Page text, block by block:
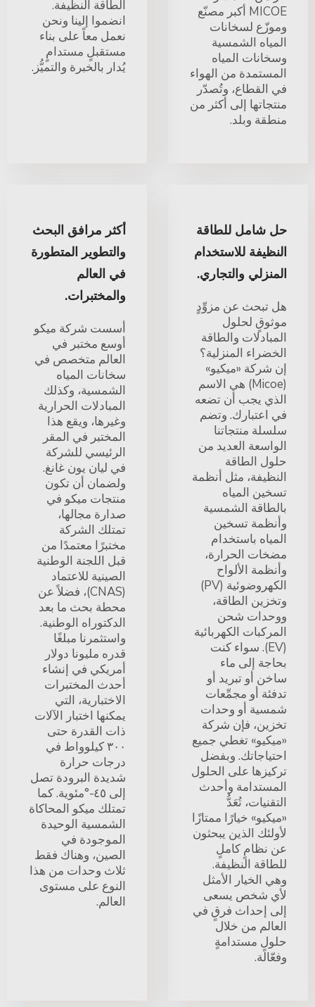
MICOE أكبر مصنّع
وموزّع لسخانات
المياه الشمسية
وسخانات المياه
المستمدة من الهواء
في القطاع، وتُصدّر
منتجاتها إلى أكثر من
منطقة وبلد.
الطاقة النظيفة.
انضموا إلينا ونحن
نعمل معاً على بناء
مستقبلٍ مستدامٍ
يُدار بالخبرة والتميُّز.
حل شامل للطاقة
النظيفة للاستخدام
المنزلي والتجاري.
هل تبحث عن مزوِّدٍ
موثوقٍ لحلول
المبادلات والطاقة
الخضراء المنزلية؟
إن شركة «ميكيو»
(Micoe) هي الاسم
الذي يجب أن تضعه
في اعتبارك. وتضم
سلسلة منتجاتنا
الواسعة العديد من
حلول الطاقة
النظيفة، مثل أنظمة
تسخين المياه
بالطاقة الشمسية
وأنظمة تسخين
المياه باستخدام
مضخات الحرارة،
وأنظمة الألواح
الكهروضوئية (PV)
وتخزين الطاقة،
ووحدات شحن
المركبات الكهربائية
(EV). سواء كنت
بحاجة إلى ماء
ساخن أو تبريد أو
تدفئة أو مجمِّعات
شمسية أو وحدات
تخزين، فإن شركة
«ميكيو» تغطي جميع
احتياجاتك. وبفضل
تركيزها على الحلول
المستدامة وأحدث
التقنيات، تُعَدُّ
«ميكيو» خيارًا ممتازًا
لأولئك الذين يبحثون
عن نظامٍ كاملٍ
للطاقة النظيفة.
وهي الخيار الأمثل
لأي شخص يسعى
إلى إحداث فرقٍ في
العالم من خلال
حلولٍ مستدامةٍ
وفعّالة.
أكثر مرافق البحث
والتطوير المتطورة
في العالم
والمختبرات.
أسست شركة ميكو
أوسع مختبر في
العالم متخصص في
سخانات المياه
الشمسية، وكذلك
المبادلات الحرارية
وغيرها، ويقع هذا
المختبر في المقر
الرئيسي للشركة
في ليان يون غانغ.
ولضمان أن تكون
منتجات ميكو في
صدارة مجالها،
تمتلك الشركة
مختبرًا معتمدًا من
قبل اللجنة الوطنية
الصينية للاعتماد
(CNAS)، فضلاً عن
محطة بحث ما بعد
الدكتوراه الوطنية.
واستثمرنا مبلغًا
قدره مليونا دولار
أمريكي في إنشاء
أحدث المختبرات
الاختبارية، التي
يمكنها اختبار الآلات
ذات القدرة حتى
٣٠٠ كيلوواط في
درجات حرارة
شديدة البرودة تصل
إلى ٤٥-°مئوية. كما
تمتلك ميكو المحاكاة
الشمسية الوحيدة
الموجودة في
الصين، وهناك فقط
ثلاث وحدات من هذا
النوع على مستوى
العالم.